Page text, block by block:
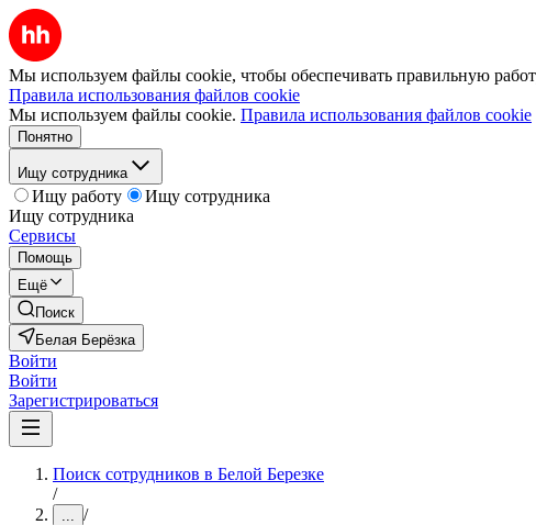
Мы используем файлы cookie, чтобы обеспечивать правильную
Правила использования файлов cookie
Мы используем файлы cookie. Правила использования файлов cookie
Понятно
Ищу сотрудника
Ищу работу
Ищу сотрудника
Ищу сотрудника
Сервисы
Помощь
Ещё
Поиск
Белая Берёзка
Войти
Войти
Зарегистрироваться
Поиск сотрудников в Белой Березке
/
... /